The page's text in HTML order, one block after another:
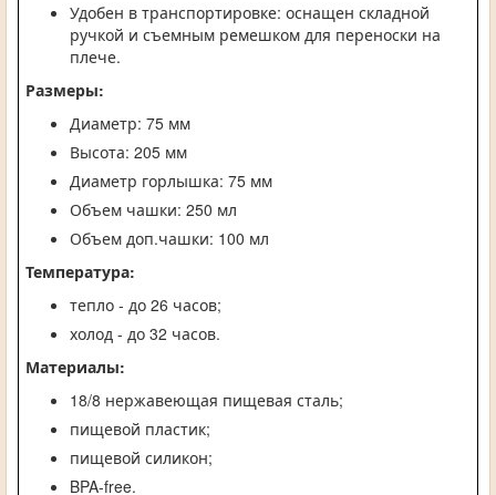
Удобен в транспортировке: оснащен складной
ручкой и съемным ремешком для переноски на
плече.
Размеры:
Диаметр: 75 мм
Высота: 205 мм
Диаметр горлышка: 75 мм
Объем чашки: 250 мл
Объем доп.чашки: 100 мл
Температура:
тепло - до 26 часов;
холод - до 32 часов.
Материалы:
18/8 нержавеющая пищевая сталь;
пищевой пластик;
пищевой силикон;
BPA-free.